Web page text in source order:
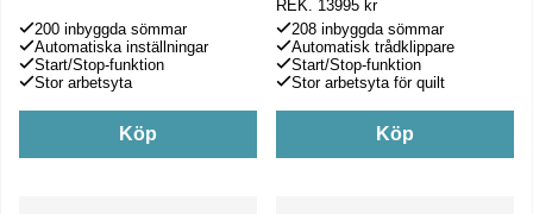
200 inbyggda sömmar
Automatiska inställningar
Start/Stop-funktion
Stor arbetsyta
Köp
REK. 13995 kr
208 inbyggda sömmar
Automatisk trådklippare
Start/Stop-funktion
Stor arbetsyta för quilt
Köp